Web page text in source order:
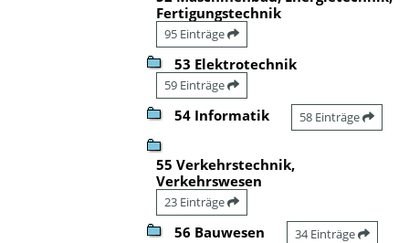
Fertigungstechnik
95 Einträge
53 Elektrotechnik
59 Einträge
54 Informatik 58 Einträge
55 Verkehrstechnik,
Verkehrswesen
23 Einträge
56 Bauwesen 34 Einträge